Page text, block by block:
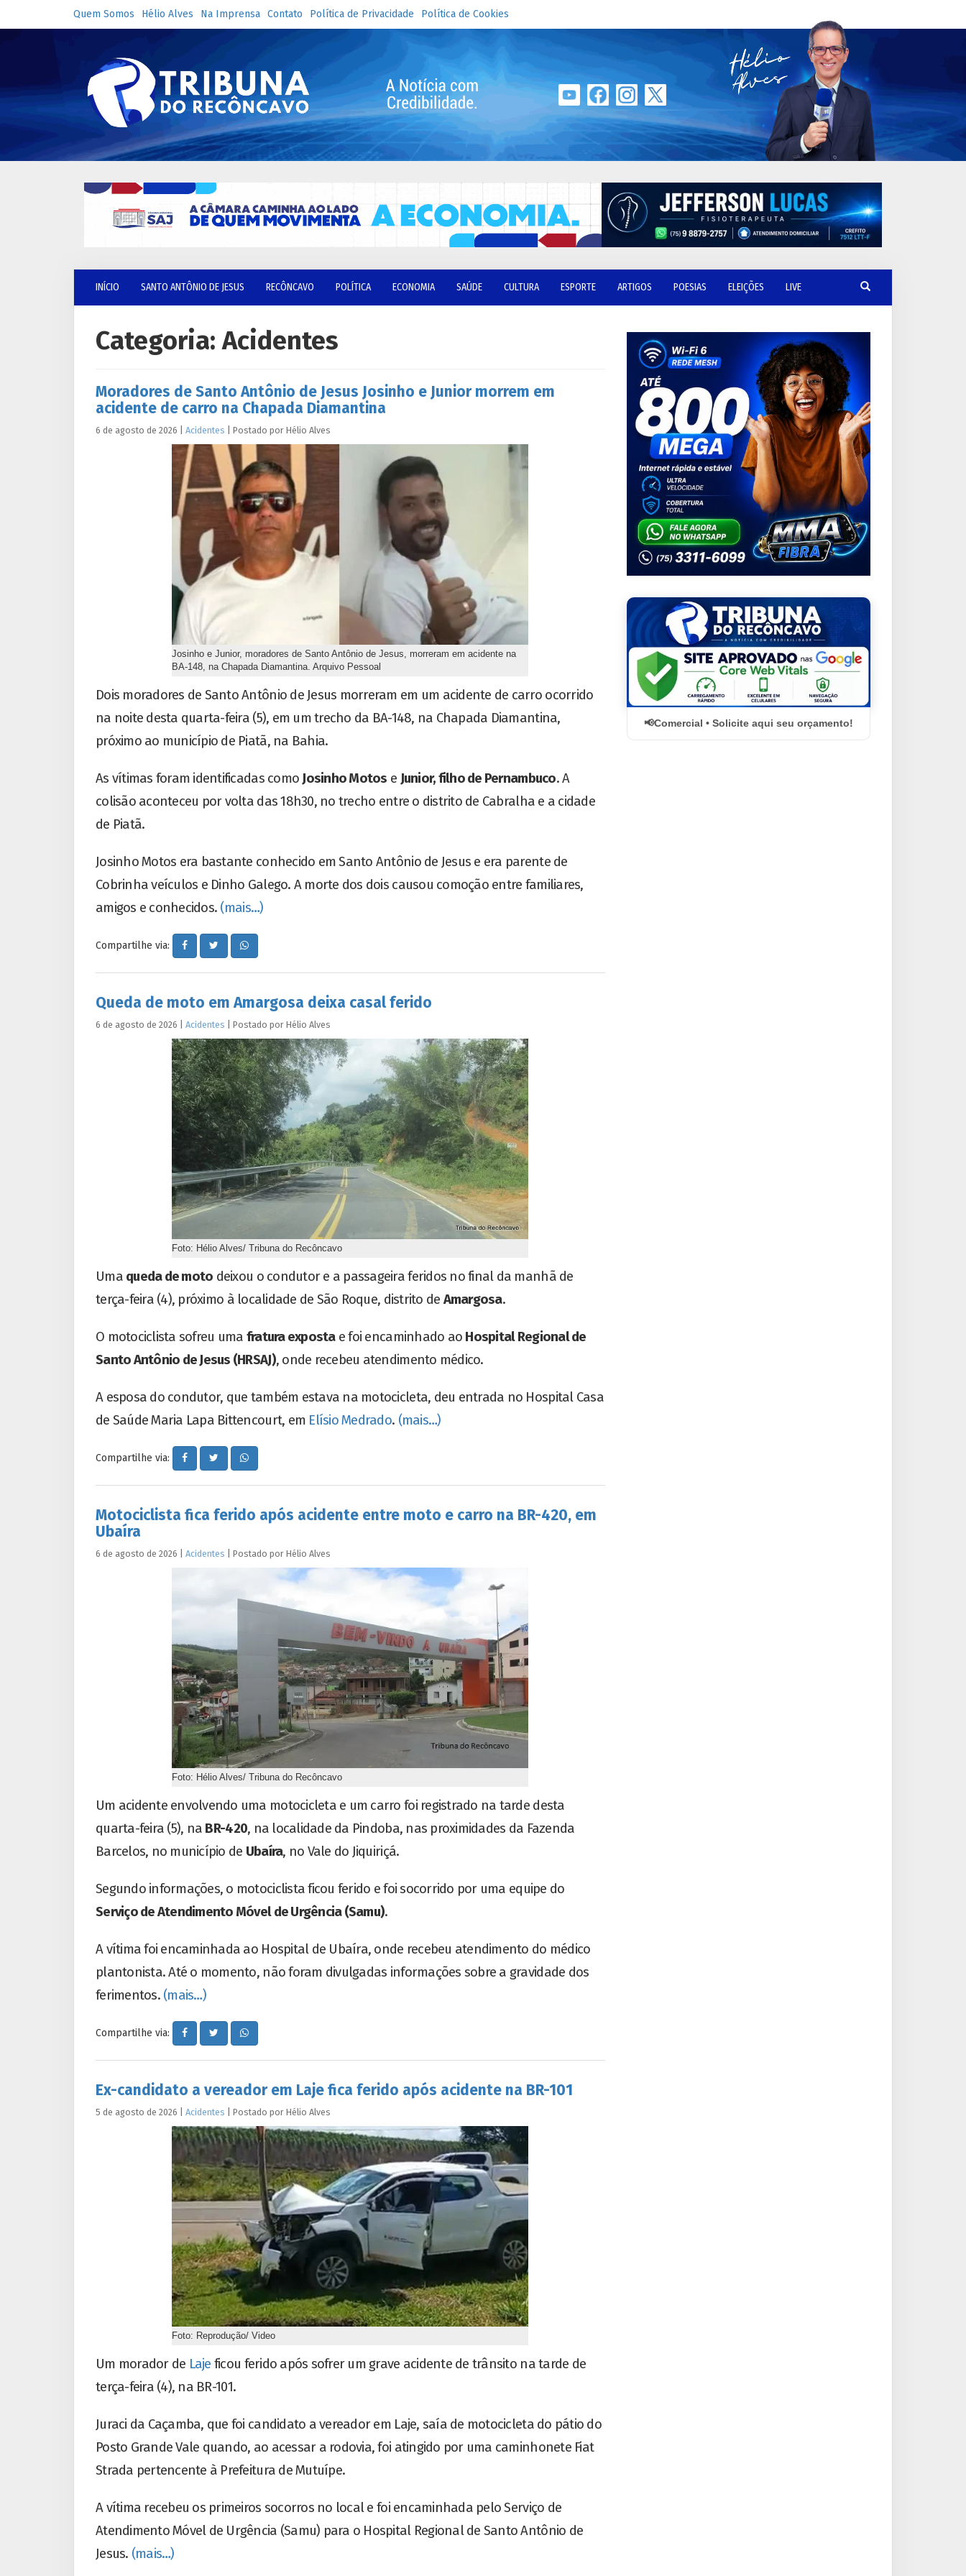
Quem Somos Hélio Alves Na Imprensa Contato Política de Privacidade Política de Cookies
INÍCIO SANTO ANTÔNIO DE JESUS RECÔNCAVO POLÍTICA ECONOMIA SAÚDE CULTURA ESPORTE ARTIGOS POESIAS ELEIÇÕES LIVE
Categoria:Acidentes
Moradores de Santo Antônio de Jesus Josinho e Junior morrem em
acidente de carro na Chapada Diamantina
6 de agosto de 2026 Acidentes Postado por Hélio Alves
Josinho e Junior, moradores de Santo Antônio de Jesus, morreram em acidente na
BA-148, na Chapada Diamantina. Arquivo Pessoal
Dois moradores de Santo Antônio de Jesus morreram em um acidente de carro ocorrido
na noite desta quarta-feira (5), em um trecho da BA-148, na Chapada Diamantina,
próximo ao município de Piatã, na Bahia.
As vítimas foram identificadas como Josinho Motos e Junior, filho de Pernambuco. A
colisão aconteceu por volta das 18h30, no trecho entre o distrito de Cabralha e a cidade
de Piatã.
Josinho Motos era bastante conhecido em Santo Antônio de Jesus e era parente de
Cobrinha veículos e Dinho Galego. A morte dos dois causou comoção entre familiares,
amigos e conhecidos. (mais…)
Compartilhe via:
Queda de moto em Amargosa deixa casal ferido
6 de agosto de 2026 Acidentes Postado por Hélio Alves
Foto: Hélio Alves/ Tribuna do Recôncavo
Uma queda de moto deixou o condutor e a passageira feridos no final da manhã de
terça-feira (4), próximo à localidade de São Roque, distrito de Amargosa.
O motociclista sofreu uma fratura expostae foi encaminhado ao Hospital Regional de
Santo Antônio de Jesus (HRSAJ), onde recebeu atendimento médico.
A esposa do condutor, que também estava na motocicleta, deu entrada no Hospital Casa
de Saúde Maria Lapa Bittencourt, em Elísio Medrado. (mais…)
Compartilhe via:
Motociclista fica ferido após acidente entre moto e carro na BR-420, em
Ubaíra
6 de agosto de 2026 Acidentes Postado por Hélio Alves
Foto: Hélio Alves/ Tribuna do Recôncavo
Um acidente envolvendo uma motocicleta e um carro foi registrado na tarde desta
quarta-feira (5), na BR-420, na localidade da Pindoba, nas proximidades da Fazenda
Barcelos, no município de Ubaíra, no Vale do Jiquiriçá.
Segundo informações, o motociclista ficou ferido e foi socorrido por uma equipe do
Serviço de Atendimento Móvel de Urgência (Samu).
A vítima foi encaminhada ao Hospital de Ubaíra, onde recebeu atendimento do médico
plantonista. Até o momento, não foram divulgadas informações sobre a gravidade dos
ferimentos. (mais…)
Compartilhe via:
Ex-candidato a vereador em Laje fica ferido após acidente na BR-101
5 de agosto de 2026 Acidentes Postado por Hélio Alves
Foto: Reprodução/ Video
Um morador de Laje ficou ferido após sofrer um grave acidente de trânsito na tarde de
terça-feira (4), na BR-101.
Juraci da Caçamba, que foi candidato a vereador em Laje, saía de motocicleta do pátio do
Posto Grande Vale quando, ao acessar a rodovia, foi atingido por uma caminhonete Fiat
Strada pertencente à Prefeitura de Mutuípe.
A vítima recebeu os primeiros socorros no local e foi encaminhada pelo Serviço de
Atendimento Móvel de Urgência (Samu) para o Hospital Regional de Santo Antônio de
Jesus. (mais…)
Comercial • Solicite aqui seu orçamento!